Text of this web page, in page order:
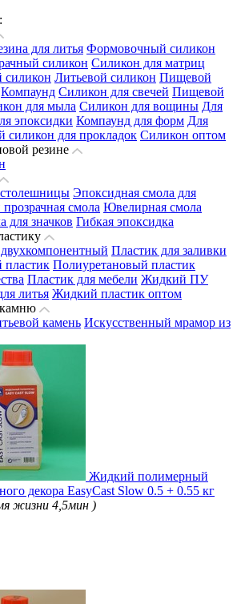
для литья Формовочный силикон
силикон Силикон для матриц
силикон Литьевой силикон Пищевой
Компаунд Силикон для свечей Пищевой
для мыла Силикон для вощины Для
эпоксидки Компаунд для форм Для
силикон для прокладок Силикон оптом
резине
Эпоксидная смола для
смола Ювелирная смола
для значков Гибкая эпоксидка
Пластик для заливки
пластик Полиуретановый пластик
Пластик для мебели Жидкий ПУ
литья Жидкий пластик оптом
камень Искусственный мрамор из
Жидкий полимерный
декора EasyCast Slow 0.5 + 0.55 кг
жизни 4,5мин )